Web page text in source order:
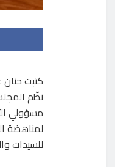
كتبت حنان
نظّم
مسؤولي
لمناهضة
للسيدات